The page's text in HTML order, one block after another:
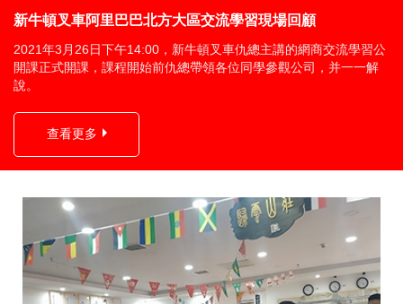
新牛頓叉車阿里巴巴北方大區交流學習現場回顧
2021年3月26日下午14:00，新牛頓叉車仇總主講的網商交流學習公
開課正式開課，課程開始前仇總帶領各位同學參觀公司，并一一解
說。
查看更多